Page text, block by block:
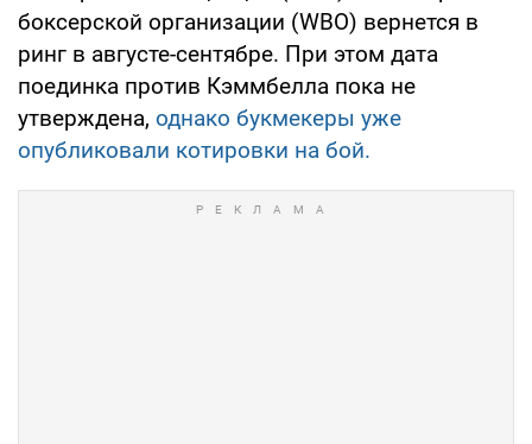
боксерской организации (WBO) вернется в
ринг в августе-сентябре. При этом дата
поединка против Кэммбелла пока не
утверждена, однако букмекеры уже
опубликовали котировки на бой.